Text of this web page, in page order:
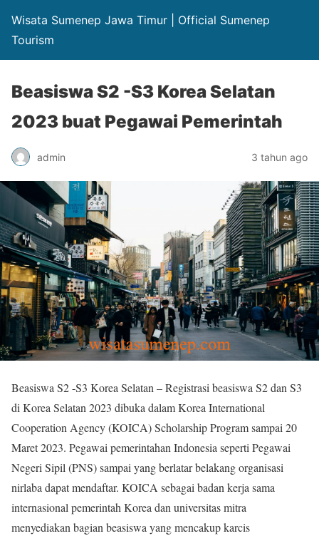
Wisata Sumenep Jawa Timur | Official Sumenep
Tourism
Beasiswa S2 -S3 Korea Selatan
2023 buat Pegawai Pemerintah
admin 3 tahun ago
Beasiswa S2 -S3 Korea Selatan – Registrasi beasiswa S2 dan S3
di Korea Selatan 2023 dibuka dalam Korea International
Cooperation Agency (KOICA) Scholarship Program sampai 20
Maret 2023. Pegawai pemerintahan Indonesia seperti Pegawai
Negeri Sipil (PNS) sampai yang berlatar belakang organisasi
nirlaba dapat mendaftar. KOICA sebagai badan kerja sama
internasional pemerintah Korea dan universitas mitra
menyediakan bagian beasiswa yang mencakup karcis